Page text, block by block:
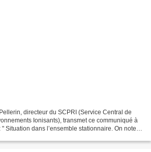
directeur du SCPRI (Service Central de
Ionisants), transmet ce communiqué à
" Situation dans l’ensemble stationnaire. On note